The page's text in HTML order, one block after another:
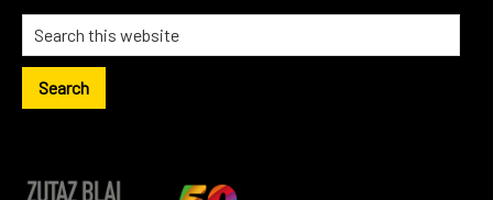
Search
this
website